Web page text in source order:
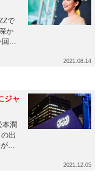
で
か
は
2021.08.14
ジャ
本潤
出
出
2021.12.05